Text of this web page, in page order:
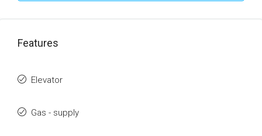
Features
Elevator
Gas - supply